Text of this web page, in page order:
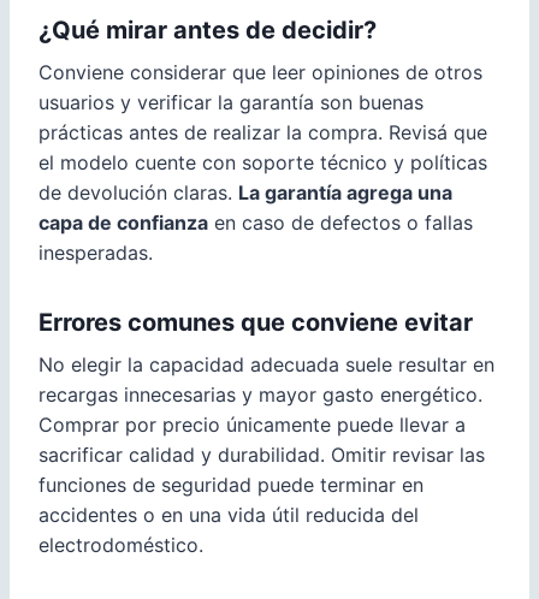
¿Qué mirar antes de decidir?
Conviene considerar que leer opiniones de otros
usuarios y verificar la garantía son buenas
prácticas antes de realizar la compra. Revisá que
el modelo cuente con soporte técnico y políticas
de devolución claras. La garantía agrega una
capa de confianza en caso de defectos o fallas
inesperadas.
Errores comunes que conviene evitar
No elegir la capacidad adecuada suele resultar en
recargas innecesarias y mayor gasto energético.
Comprar por precio únicamente puede llevar a
sacrificar calidad y durabilidad. Omitir revisar las
funciones de seguridad puede terminar en
accidentes o en una vida útil reducida del
electrodoméstico.